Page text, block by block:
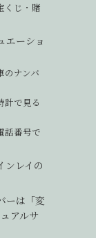
くじ・賭
エーショ
のナンバ
計で見る
話番号で
ンレイの
ーは「変
アルサ